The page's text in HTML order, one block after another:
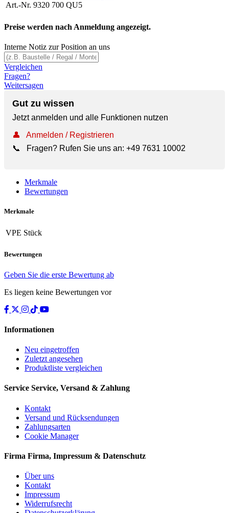
Art.-Nr. 9320 700 QU5
Preise werden nach Anmeldung angezeigt.
Interne Notiz zur Position an uns
Vergleichen
Fragen?
Weitersagen
Gut zu wissen
Jetzt anmelden und alle Funktionen nutzen
👤
Anmelden / Registrieren
📞
Fragen? Rufen Sie uns an: +49 7631 10002
Merkmale
Bewertungen
Merkmale
VPE Stück
Bewertungen
Geben Sie die erste Bewertung ab
Es liegen keine Bewertungen vor
Informationen
Neu eingetroffen
Zuletzt angesehen
Produktliste vergleichen
Service Service, Versand & Zahlung
Kontakt
Versand und Rücksendungen
Zahlungsarten
Cookie Manager
Firma Firma, Impressum & Datenschutz
Über uns
Kontakt
Impressum
Widerrufsrecht